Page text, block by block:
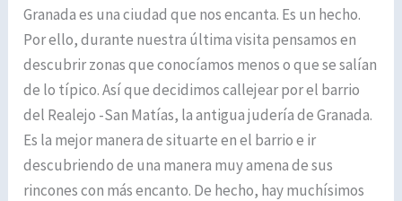
Granada es una ciudad que nos encanta. Es un hecho.
Por ello, durante nuestra última visita pensamos en
descubrir zonas que conocíamos menos o que se salían
de lo típico. Así que decidimos callejear por el barrio
del Realejo -San Matías, la antigua judería de Granada.
Es la mejor manera de situarte en el barrio e ir
descubriendo de una manera muy amena de sus
rincones con más encanto. De hecho, hay muchísimos